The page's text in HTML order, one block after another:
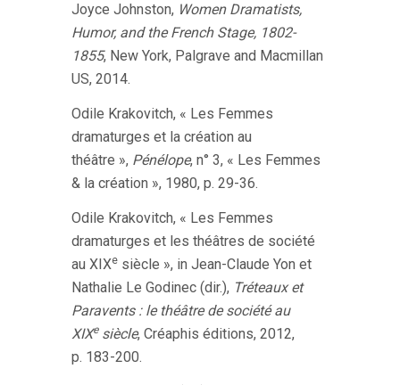
Joyce Johnston, Women Dramatists,
Humor, and the French Stage, 1802-
1855, New York, Palgrave and Macmillan
US, 2014.
Odile Krakovitch, « Les Femmes
dramaturges et la création au
théâtre », Pénélope, n° 3, « Les Femmes
& la création », 1980, p. 29-36.
Odile Krakovitch, « Les Femmes
dramaturges et les théâtres de société
au XIXe siècle », in Jean-Claude Yon et
Nathalie Le Godinec (dir.), Tréteaux et
Paravents : le théâtre de société au
XIXesiècle, Créaphis éditions, 2012,
p. 183-200.